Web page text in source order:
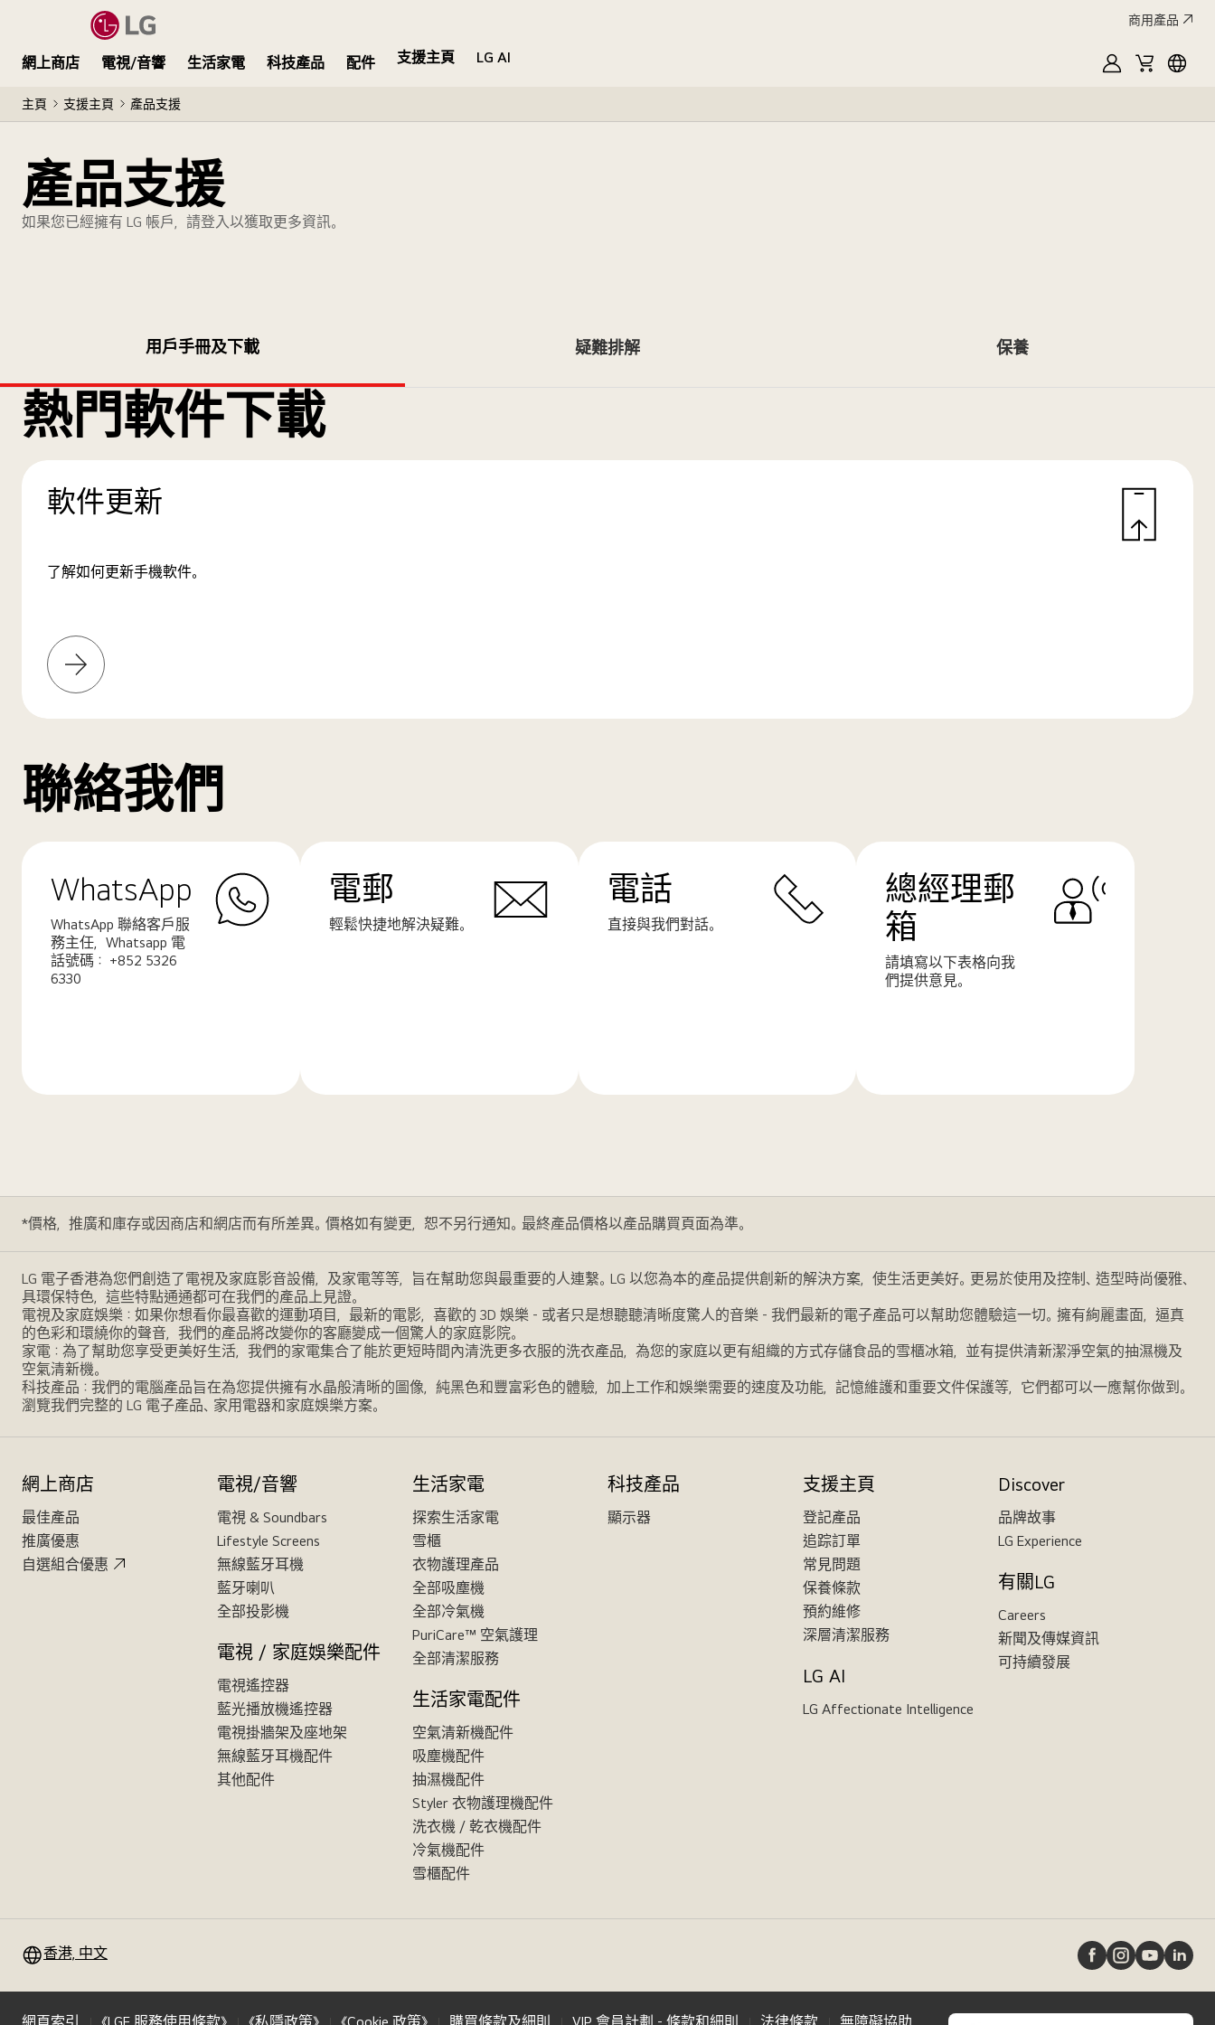
商用產品
網上商店 電視/音響 生活家電 科技產品 配件 支援主頁
LG AI
MyLG購
主頁 支援主頁 產品支援
產品支援
如果您已經擁有 LG 帳戶，請登入以獲取更多資訊。
用戶手冊及下載 疑難排解 保養
熱門軟件下載
軟件更新
了解如何更新手機軟件。
解
更
聯絡我們
WhatsApp
WhatsApp 聯絡客戶服
務主任，Whatsapp 電
話號碼： +852 5326
6330
電郵
輕鬆快捷地解決疑難。
電話
直接與我們對話。
總經理郵
箱
請填寫以下表格向我
們提供意見。
*價格，推廣和庫存或因商店和網店而有所差異。價格如有變更，恕不另行通知。最終產品價格以產品購買頁面為準。
LG 電子香港為您們創造了電視及家庭影音設備，及家電等等，旨在幫助您與最重要的人連繫。LG 以您為本的產品提供創新的解決方案，使生活更美好。更易於使用及控制、造型時尚優雅、
具環保特色，這些特點通通都可在我們的產品上見證。
電視及家庭娛樂：如果你想看你最喜歡的運動項目，最新的電影，喜歡的 3D 娛樂 - 或者只是想聽聽清晰度驚人的音樂 - 我們最新的電子產品可以幫助您體驗這一切。擁有絢麗畫面，逼真
的色彩和環繞你的聲音，我們的產品將改變你的客廳變成一個驚人的家庭影院。
家電：為了幫助您享受更美好生活，我們的家電集合了能於更短時間內清洗更多衣服的洗衣產品，為您的家庭以更有組織的方式存儲食品的雪櫃冰箱，並有提供清新潔淨空氣的抽濕機及
空氣清新機。
科技產品：我們的電腦產品旨在為您提供擁有水晶般清晰的圖像，純黑色和豐富彩色的體驗，加上工作和娛樂需要的速度及功能，記憶維護和重要文件保護等，它們都可以一應幫你做到。
瀏覽我們完整的 LG 電子產品、家用電器和家庭娛樂方案。
網上商店
最佳產品
推廣優惠
自選組合優惠
電視/音響
電視 & Soundbars
Lifestyle Screens
無線藍牙耳機
藍牙喇叭
全部投影機
電視 / 家庭娛樂配件
電視遙控器
藍光播放機遙控器
電視掛牆架及座地架
無線藍牙耳機配件
其他配件
生活家電
探索生活家電
雪櫃
衣物護理產品
全部吸塵機
全部冷氣機
PuriCare™ 空氣護理
全部清潔服務
生活家電配件
空氣清新機配件
吸塵機配件
抽濕機配件
Styler 衣物護理機配件
洗衣機 / 乾衣機配件
冷氣機配件
雪櫃配件
科技產品
顯示器
支援主頁
登記產品
追踪訂單
常見問題
保養條款
預約維修
深層清潔服務
LG AI
LG Affectionate Intelligence
Discover
品牌故事
LG Experience
有關LG
Careers
新聞及傳媒資訊
可持續發展
香港, 中文